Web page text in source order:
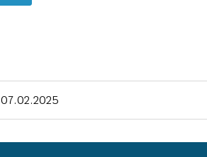
07.02.2025